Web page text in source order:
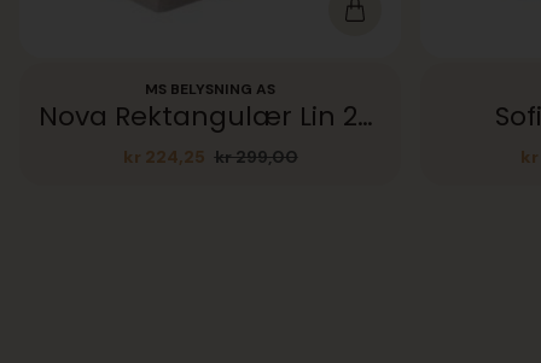
MS BELYSNING AS
Nova Rektangulær Lin 20×12
kr299,00
Opprinnelig
kr 224,25 Nåværende kr